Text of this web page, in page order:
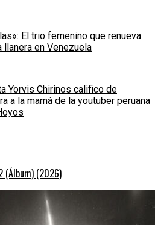
El trio femenino que renueva
llanera en Venezuela
Yorvis Chirinos califico de
a la mamá de la youtuber peruana
(Álbum) (2026)